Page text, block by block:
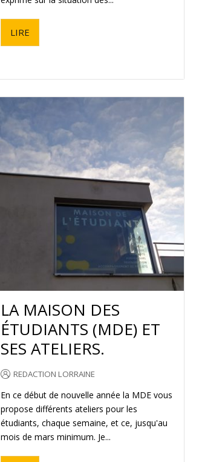
LIRE
LA MAISON DES
ÉTUDIANTS (MDE) ET
SES ATELIERS.
REDACTION LORRAINE
En ce début de nouvelle année la MDE vous
propose différents ateliers pour les
étudiants, chaque semaine, et ce, jusqu'au
mois de mars minimum. Je...